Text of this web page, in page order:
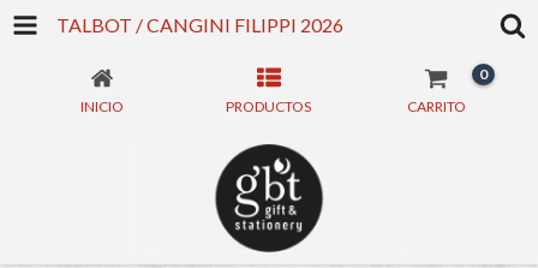
TALBOT / CANGINI FILIPPI 2026
INICIO PRODUCTOS CARRITO
0